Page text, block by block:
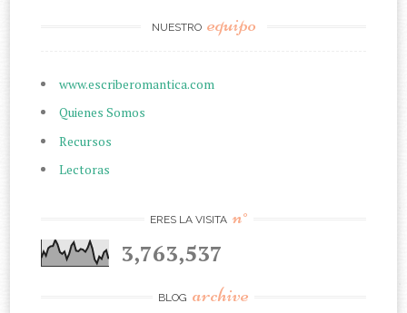
NUESTRO equipo
www.escriberomantica.com
Quienes Somos
Recursos
Lectoras
ERES LA VISITA n°
3,763,537
BLOG archive